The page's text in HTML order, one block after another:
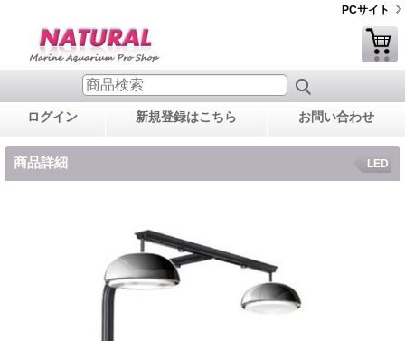
PCサイト
ログイン 新規登録はこちら お問い合わせ
商品詳細 LED